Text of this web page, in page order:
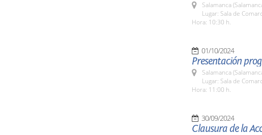
Salamanca
Lugar: Sala de
Hora: 10:30 h.
01/10/2024
Presentación
Salamanca
Lugar: Sala de
Hora: 11:00 h.
30/09/2024
Clausura de la